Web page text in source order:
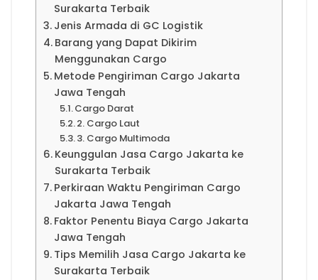
Surakarta Terbaik
Jenis Armada di GC Logistik
Barang yang Dapat Dikirim
Menggunakan Cargo
Metode Pengiriman Cargo Jakarta
Jawa Tengah
Cargo Darat
2. Cargo Laut
3. Cargo Multimoda
Keunggulan Jasa Cargo Jakarta ke
Surakarta Terbaik
Perkiraan Waktu Pengiriman Cargo
Jakarta Jawa Tengah
Faktor Penentu Biaya Cargo Jakarta
Jawa Tengah
Tips Memilih Jasa Cargo Jakarta ke
Surakarta Terbaik